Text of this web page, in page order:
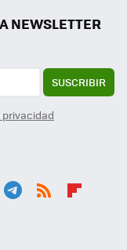
NEWSLETTER
SUSCRIBIR